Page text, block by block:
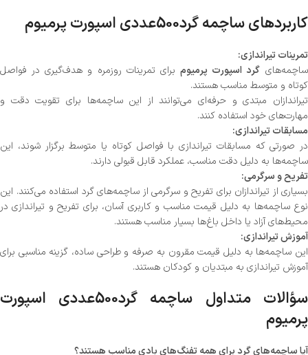
کاربردهای ساچمه گرد500عددی اسپورت پرمیوم
تمرینات تیراندازی:
ساچمه‌های گرد اسپورت پرمیوم برای تمرینات روزمره و هدف‌گیری در فواصل
کوتاه و متوسط مناسب هستند.
تیراندازان مبتدی و حرفه‌ای می‌توانند از این ساچمه‌ها برای تقویت دقت و
مهارت‌های خود استفاده کنند.
مسابقات تیراندازی:
در صورتی که مسابقات تیراندازی با فواصل کوتاه یا متوسط برگزار شوند، این
ساچمه‌ها به دلیل دقت مناسب، عملکرد قابل قبولی دارند.
تفریح و سرگرمی:
بسیاری از تیراندازان برای تفریح و سرگرمی از ساچمه‌های گرد استفاده می‌کنند. این
نوع ساچمه‌ها به دلیل قیمت مناسب و کاربری آسان، برای تفریح و تیراندازی در
محیط‌های آزاد یا داخل باغ‌ها بسیار مناسب هستند.
آموزش تیراندازی:
این ساچمه‌ها به دلیل قیمت مقرون به صرفه و طراحی ساده، گزینه مناسبی برای
آموزش تیراندازی به مبتدیان و کودکان هستند.
سؤالات متداول ساچمه گرد500عددی اسپورت
پرمیوم
آیا ساچمه‌های گرد برای همه تفنگ‌های بادی مناسب هستند؟